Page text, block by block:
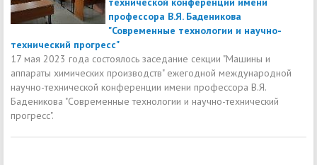
профессора В.Я. Баденикова
"Современные технологии и научно-
технический прогресс"
17 мая 2023 года состоялось заседание секции "Машины и
аппараты химических производств" ежегодной международной
научно-технической конференции имени профессора В.Я.
Баденикова "Современные технологии и научно-технический
прогресс".